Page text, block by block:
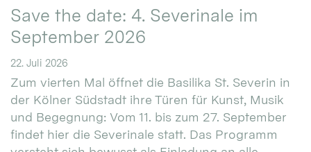
Save the date: 4. Severinale im
September 2026
22. Juli 2026
Zum vierten Mal öffnet die Basilika St. Severin in
der Kölner Südstadt ihre Türen für Kunst, Musik
und Begegnung: Vom 11. bis zum 27. September
findet hier die Severinale statt. Das Programm